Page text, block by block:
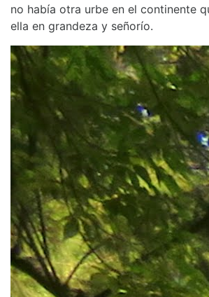
no había otra urbe en el continente
ella en grandeza y señorío.